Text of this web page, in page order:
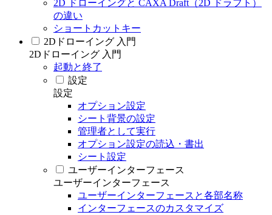
2D ドローイングと CAXA Draft（2D ドラフト）
の違い
ショートカットキー
2Dドローイング 入門
2Dドローイング 入門
起動と終了
設定
設定
オプション設定
シート背景の設定
管理者として実行
オプション設定の読込・書出
シート設定
ユーザーインターフェース
ユーザーインターフェース
ユーザーインターフェースと各部名称
インターフェースのカスタマイズ